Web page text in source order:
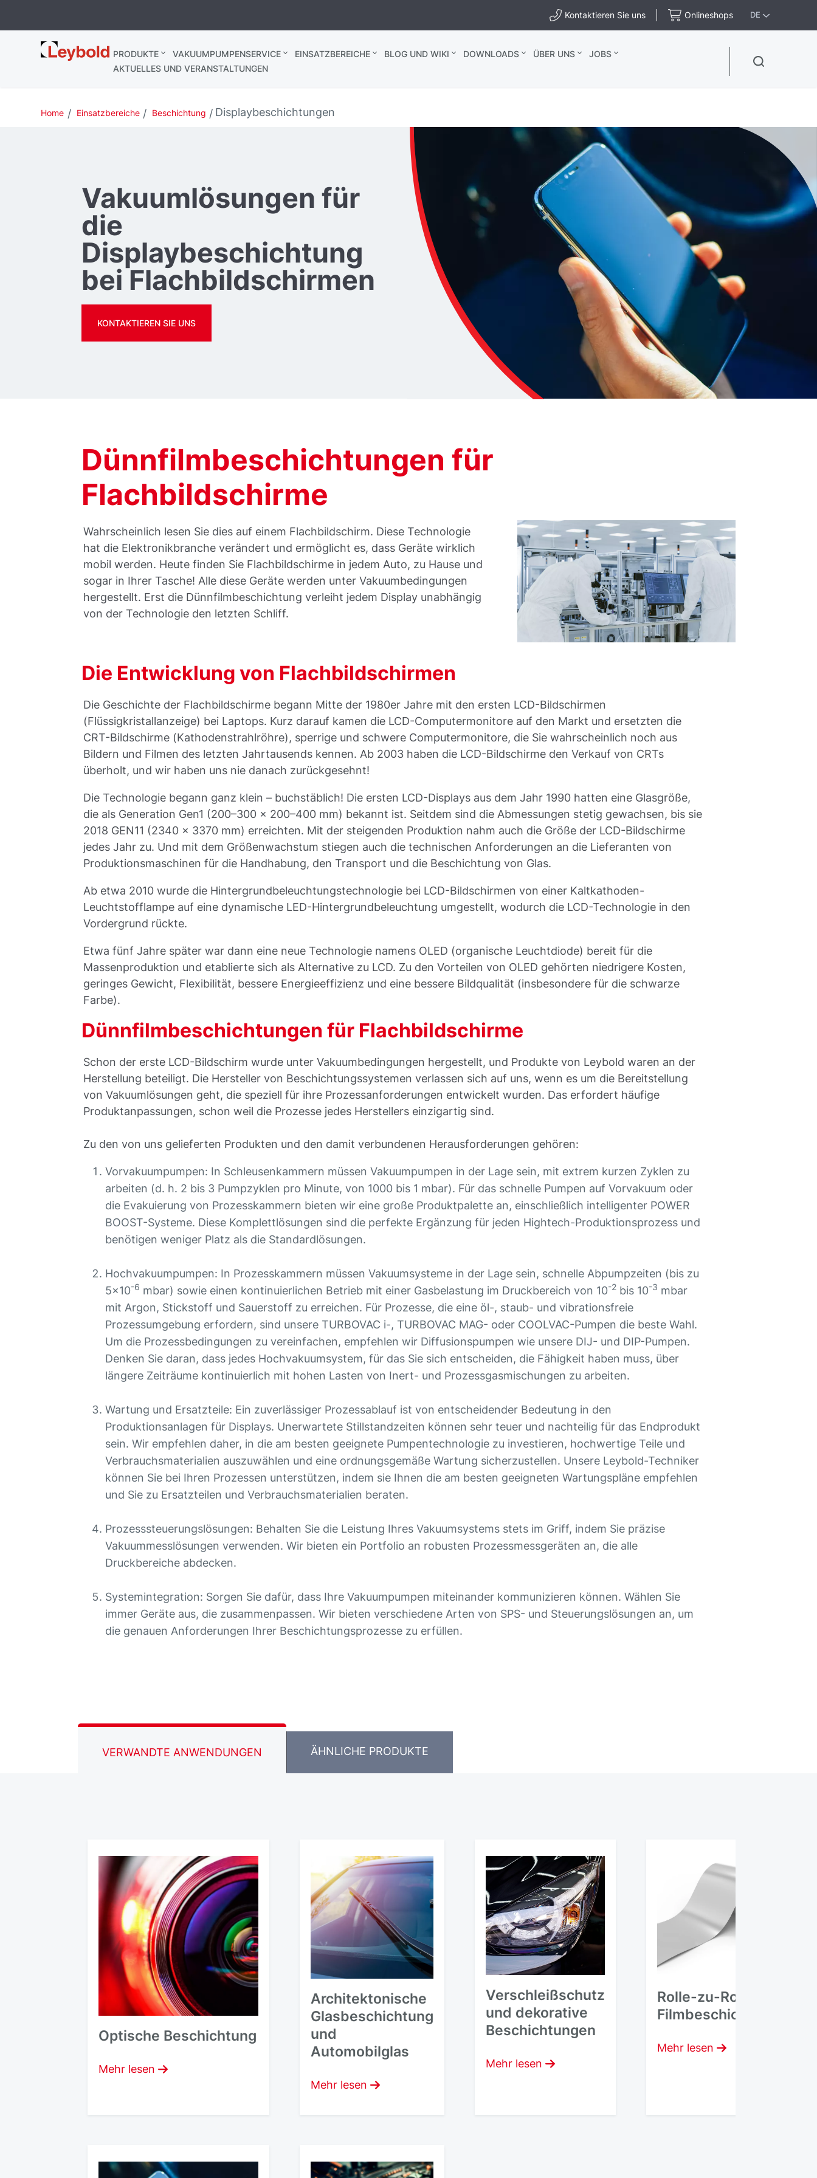
Kontaktieren Sie uns Onlineshops DE
Leybold PRODUKTE VAKUUMPUMPENSERVICE EINSATZBEREICHE BLOG UND WIKI DOWNLOADS ÜBER UNS
JOBS
AKTUELLES UND VERANSTALTUNGEN
Home Einsatzbereiche Beschichtung Displaybeschichtungen
Vakuumlösungen für
die
Displaybeschichtung
bei Flachbildschirmen
KONTAKTIEREN SIE UNS
Dünnfilmbeschichtungen für
Flachbildschirme
Wahrscheinlich lesen Sie dies auf einem Flachbildschirm. Diese Technologie
hat die Elektronikbranche verändert und ermöglicht es, dass Geräte wirklich
mobil werden. Heute finden Sie Flachbildschirme in jedem Auto, zu Hause und
sogar in Ihrer Tasche! Alle diese Geräte werden unter Vakuumbedingungen
hergestellt. Erst die Dünnfilmbeschichtung verleiht jedem Display unabhängig
von der Technologie den letzten Schliff.
Die Entwicklung von Flachbildschirmen
Die Geschichte der Flachbildschirme begann Mitte der 1980er Jahre mit den ersten LCD-Bildschirmen
(Flüssigkristallanzeige) bei Laptops. Kurz darauf kamen die LCD-Computermonitore auf den Markt und ersetzten die
CRT-Bildschirme (Kathodenstrahlröhre), sperrige und schwere Computermonitore, die Sie wahrscheinlich noch aus
Bildern und Filmen des letzten Jahrtausends kennen. Ab 2003 haben die LCD-Bildschirme den Verkauf von CRTs
überholt, und wir haben uns nie danach zurückgesehnt!
Die Technologie begann ganz klein – buchstäblich! Die ersten LCD-Displays aus dem Jahr 1990 hatten eine Glasgröße,
die als Generation Gen1 (200–300 x 200–400 mm) bekannt ist. Seitdem sind die Abmessungen stetig gewachsen, bis sie
2018 GEN11 (2340 x 3370 mm) erreichten. Mit der steigenden Produktion nahm auch die Größe der LCD-Bildschirme
jedes Jahr zu. Und mit dem Größenwachstum stiegen auch die technischen Anforderungen an die Lieferanten von
Produktionsmaschinen für die Handhabung, den Transport und die Beschichtung von Glas.
Ab etwa 2010 wurde die Hintergrundbeleuchtungstechnologie bei LCD-Bildschirmen von einer Kaltkathoden-
Leuchtstofflampe auf eine dynamische LED-Hintergrundbeleuchtung umgestellt, wodurch die LCD-Technologie in den
Vordergrund rückte.
Etwa fünf Jahre später war dann eine neue Technologie namens OLED (organische Leuchtdiode) bereit für die
Massenproduktion und etablierte sich als Alternative zu LCD. Zu den Vorteilen von OLED gehörten niedrigere Kosten,
geringes Gewicht, Flexibilität, bessere Energieeffizienz und eine bessere Bildqualität (insbesondere für die schwarze
Farbe).
Dünnfilmbeschichtungen für Flachbildschirme
Schon der erste LCD-Bildschirm wurde unter Vakuumbedingungen hergestellt, und Produkte von Leybold waren an der
Herstellung beteiligt. Die Hersteller von Beschichtungssystemen verlassen sich auf uns, wenn es um die Bereitstellung
von Vakuumlösungen geht, die speziell für ihre Prozessanforderungen entwickelt wurden. Das erfordert häufige
Produktanpassungen, schon weil die Prozesse jedes Herstellers einzigartig sind.
Zu den von uns gelieferten Produkten und den damit verbundenen Herausforderungen gehören:
Vorvakuumpumpen: In Schleusenkammern müssen Vakuumpumpen in der Lage sein, mit extrem kurzen Zyklen zu
arbeiten (d. h. 2 bis 3 Pumpzyklen pro Minute, von 1000 bis 1 mbar). Für das schnelle Pumpen auf Vorvakuum oder
die Evakuierung von Prozesskammern bieten wir eine große Produktpalette an, einschließlich intelligenter POWER
BOOST-Systeme. Diese Komplettlösungen sind die perfekte Ergänzung für jeden Hightech-Produktionsprozess und
benötigen weniger Platz als die Standardlösungen.
Hochvakuumpumpen: In Prozesskammern müssen Vakuumsysteme in der Lage sein, schnelle Abpumpzeiten (bis zu
5x10-6 mbar) sowie einen kontinuierlichen Betrieb mit einer Gasbelastung im Druckbereich von 10-2 bis 10-3 mbar
mit Argon, Stickstoff und Sauerstoff zu erreichen. Für Prozesse, die eine öl-, staub- und vibrationsfreie
Prozessumgebung erfordern, sind unsere TURBOVAC i-, TURBOVAC MAG- oder COOLVAC-Pumpen die beste Wahl.
Um die Prozessbedingungen zu vereinfachen, empfehlen wir Diffusionspumpen wie unsere DIJ- und DIP-Pumpen.
Denken Sie daran, dass jedes Hochvakuumsystem, für das Sie sich entscheiden, die Fähigkeit haben muss, über
längere Zeiträume kontinuierlich mit hohen Lasten von Inert- und Prozessgasmischungen zu arbeiten.
Wartung und Ersatzteile: Ein zuverlässiger Prozessablauf ist von entscheidender Bedeutung in den
Produktionsanlagen für Displays. Unerwartete Stillstandzeiten können sehr teuer und nachteilig für das Endprodukt
sein. Wir empfehlen daher, in die am besten geeignete Pumpentechnologie zu investieren, hochwertige Teile und
Verbrauchsmaterialien auszuwählen und eine ordnungsgemäße Wartung sicherzustellen. Unsere Leybold-Techniker
können Sie bei Ihren Prozessen unterstützen, indem sie Ihnen die am besten geeigneten Wartungspläne empfehlen
und Sie zu Ersatzteilen und Verbrauchsmaterialien beraten.
Prozesssteuerungslösungen: Behalten Sie die Leistung Ihres Vakuumsystems stets im Griff, indem Sie präzise
Vakuummesslösungen verwenden. Wir bieten ein Portfolio an robusten Prozessmessgeräten an, die alle
Druckbereiche abdecken.
Systemintegration: Sorgen Sie dafür, dass Ihre Vakuumpumpen miteinander kommunizieren können. Wählen Sie
immer Geräte aus, die zusammenpassen. Wir bieten verschiedene Arten von SPS- und Steuerungslösungen an, um
die genauen Anforderungen Ihrer Beschichtungsprozesse zu erfüllen.
VERWANDTE ANWENDUNGEN ÄHNLICHE PRODUKTE
Optische Beschichtung
Mehr lesen
Architektonische
Glasbeschichtung
und
Automobilglas
Mehr lesen
Verschleißschutz
und dekorative
Beschichtungen
Mehr lesen
Rolle-zu-Rolle-
Filmbeschichtung
Mehr lesen